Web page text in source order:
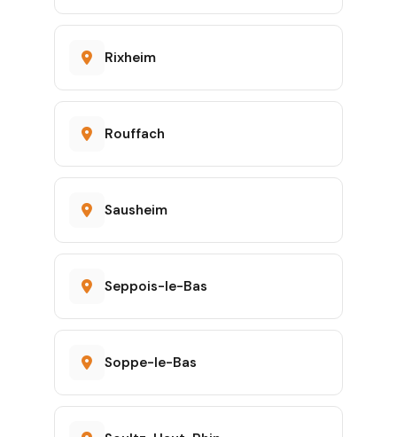
Rixheim
Rouffach
Sausheim
Seppois-le-Bas
Soppe-le-Bas